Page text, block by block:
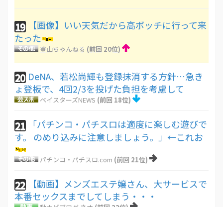
19
【画像】いい天気だから高ボッチに行って来
たった
登山ちゃんねる (前回 20位)
20 DeNA、若松尚輝も登録抹消する方針…急き
ょ登板で、4回2/3を投げた負担を考慮して
ベイスターズNEWS (前回 18位)
21
「パチンコ・パチスロは適度に楽しむ遊びで
す。 のめり込みに注意しましょう。」←これお
パチンコ・パチスロ.com (前回 21位)
22
【動画】メンズエステ嬢さん、大サービスで
本番セックスまでしてしまう・・・